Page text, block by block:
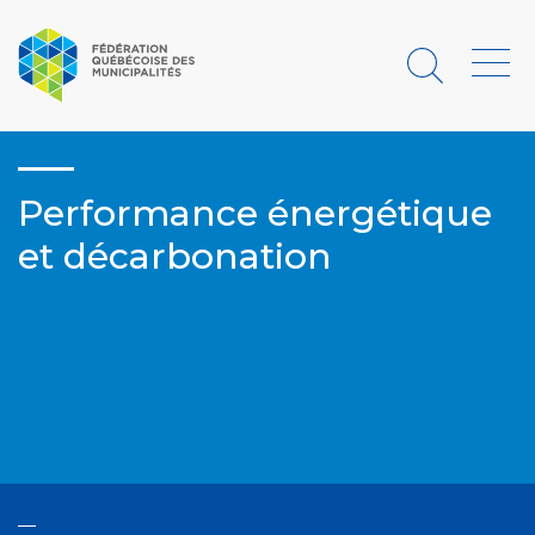
Rechercher
Performance énergétique
et décarbonation